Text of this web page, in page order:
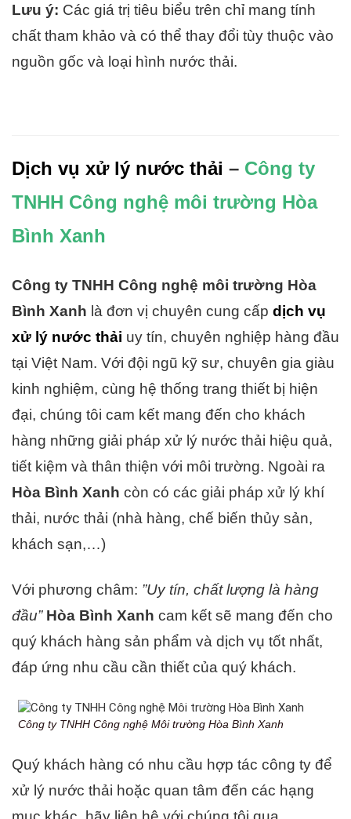
Lưu ý: Các giá trị tiêu biểu trên chỉ mang tính
chất tham khảo và có thể thay đổi tùy thuộc vào
nguồn gốc và loại hình nước thải.
Dịch vụ xử lý nước thải – Công ty
TNHH Công nghệ môi trường Hòa
Bình Xanh
Công ty TNHH Công nghệ môi trường Hòa
Bình Xanh là đơn vị chuyên cung cấp dịch vụ
xử lý nước thải uy tín, chuyên nghiệp hàng đầu
tại Việt Nam. Với đội ngũ kỹ sư, chuyên gia giàu
kinh nghiệm, cùng hệ thống trang thiết bị hiện
đại, chúng tôi cam kết mang đến cho khách
hàng những giải pháp xử lý nước thải hiệu quả,
tiết kiệm và thân thiện với môi trường. Ngoài ra
Hòa Bình Xanh còn có các giải pháp xử lý khí
thải, nước thải (nhà hàng, chế biến thủy sản,
khách sạn,…)
Với phương châm: ”Uy tín, chất lượng là hàng
đầu” Hòa Bình Xanh cam kết sẽ mang đến cho
quý khách hàng sản phẩm và dịch vụ tốt nhất,
đáp ứng nhu cầu cần thiết của quý khách.
Công ty TNHH Công nghệ Môi trường Hòa Bình Xanh
Quý khách hàng có nhu cầu hợp tác công ty để
xử lý nước thải hoặc quan tâm đến các hạng